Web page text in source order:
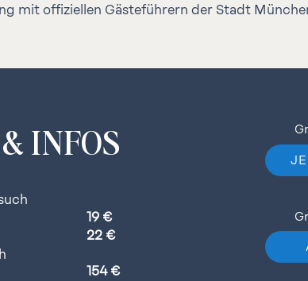
mit offiziellen Gästeführern der Stadt
INFOS
19 €
22 €
154 €